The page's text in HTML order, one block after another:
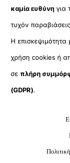
καμία ευθύνη για
τυχόν
Η επισκεψιμότητα
χρήση cookies ή
σεπλήρη
(GDPR).